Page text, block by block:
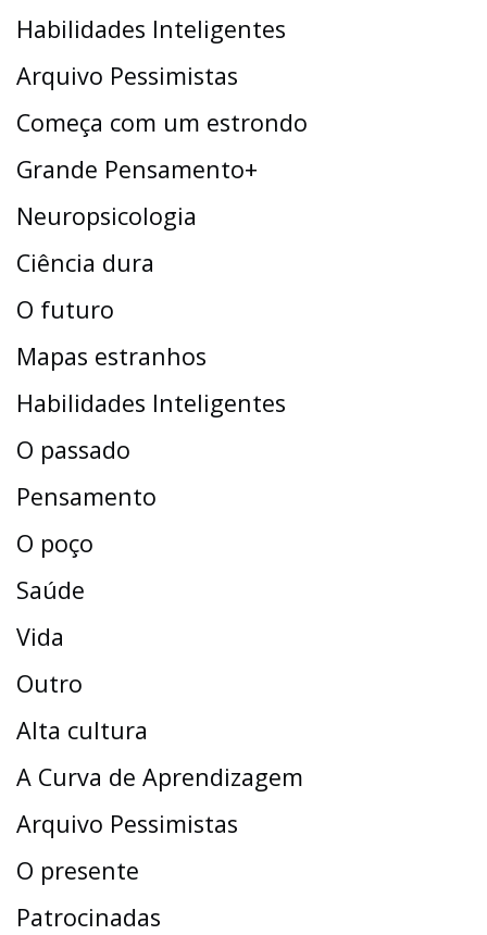
Habilidades Inteligentes
Arquivo Pessimistas
Começa com um estrondo
Grande Pensamento+
Neuropsicologia
Ciência dura
O futuro
Mapas estranhos
Habilidades Inteligentes
O passado
Pensamento
O poço
Saúde
Vida
Outro
Alta cultura
A Curva de Aprendizagem
Arquivo Pessimistas
O presente
Patrocinadas